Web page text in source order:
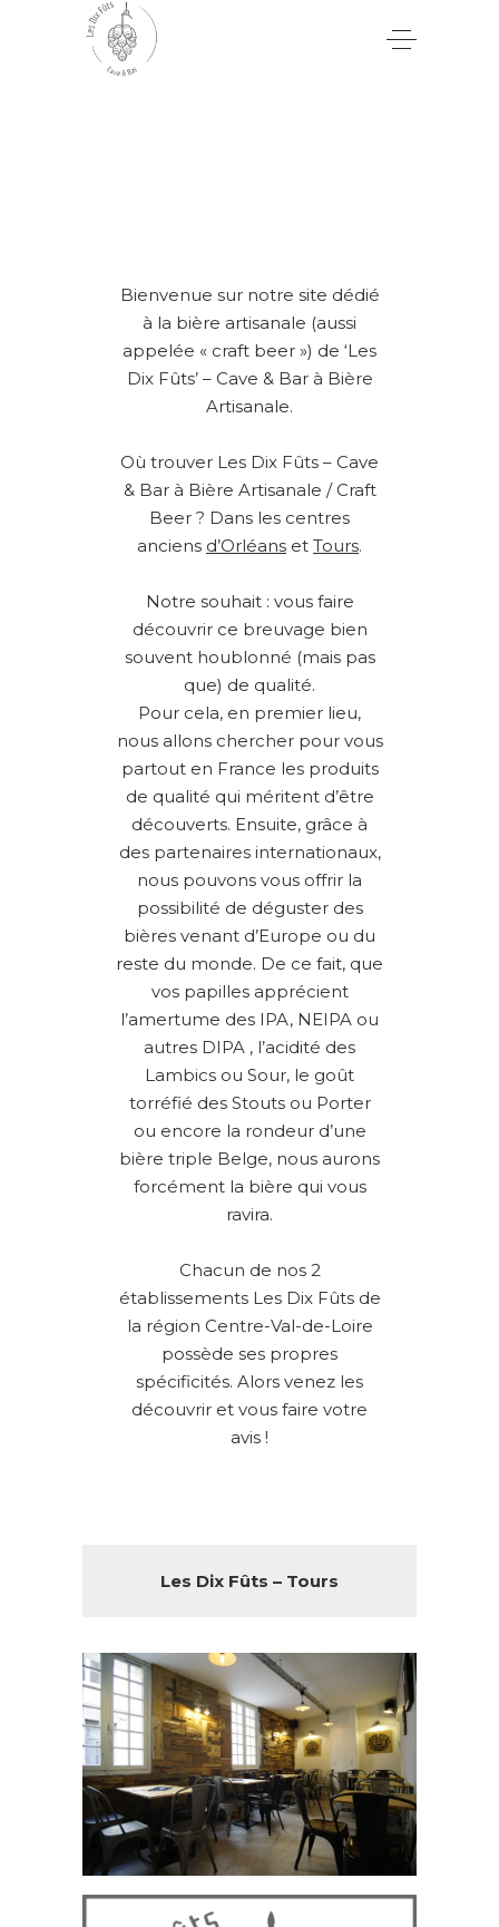
Bienvenue sur notre site dédié
à la bière artisanale (aussi
appelée « craft beer ») de ‘Les
Dix Fûts’ – Cave & Bar à Bière
Artisanale.
Où trouver Les Dix Fûts – Cave
& Bar à Bière Artisanale / Craft
Beer ? Dans les centres
anciens d’Orléans et Tours.
Notre souhait : vous faire
découvrir ce breuvage bien
souvent houblonné (mais pas
que) de qualité.
Pour cela, en premier lieu,
nous allons chercher pour vous
partout en France les produits
de qualité qui méritent d’être
découverts. Ensuite, grâce à
des partenaires internationaux,
nous pouvons vous offrir la
possibilité de déguster des
bières venant d’Europe ou du
reste du monde. De ce fait, que
vos papilles apprécient
l’amertume des IPA, NEIPA ou
autres DIPA , l’acidité des
Lambics ou Sour, le goût
torréfié des Stouts ou Porter
ou encore la rondeur d’une
bière triple Belge, nous aurons
forcément la bière qui vous
ravira.
Chacun de nos 2
établissements Les Dix Fûts de
la région Centre-Val-de-Loire
possède ses propres
spécificités. Alors venez les
découvrir et vous faire votre
avis !
Les Dix Fûts – Tours